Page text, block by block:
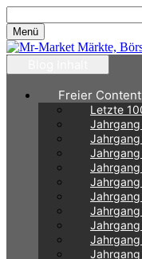
Inhalt
springen
Menü
Freier Content
Letzte
Jahrgang